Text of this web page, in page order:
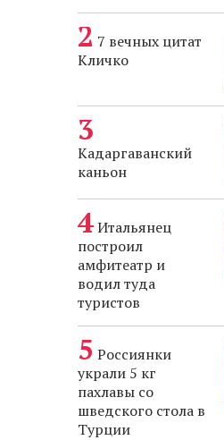
7 вечных цитат
Кличко
Кадаргаванский
каньон
Итальянец
построил
амфитеатр и
водил туда
туристов
Россиянки
украли 5 кг
пахлавы со
шведского стола в
Турции